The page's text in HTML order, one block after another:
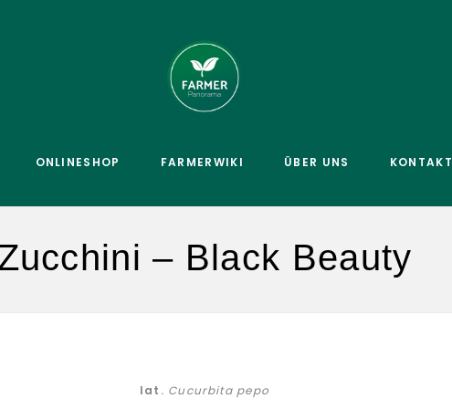
ONLINESHOP FARMERWIKI ÜBER UNS KONTAKT
– Black Beauty
lat. Cucurbita pepo